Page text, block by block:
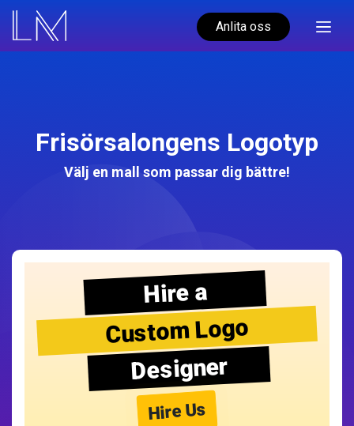
Anlita oss
Frisörsalongens Logotyp
Välj en mall som passar dig bättre!
Hire a
Custom Logo
Designer
Hire Us